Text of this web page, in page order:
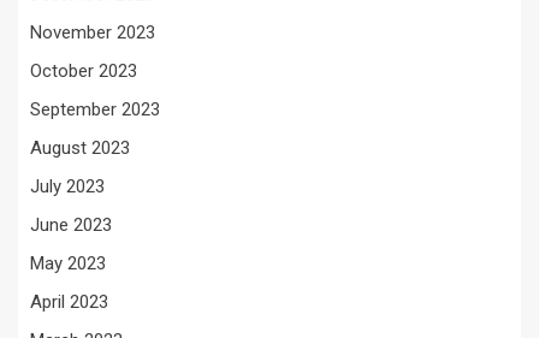
November 2023
October 2023
September 2023
August 2023
July 2023
June 2023
May 2023
April 2023